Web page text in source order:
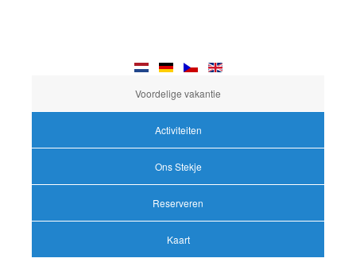
Voordelige vakantie
Activiteiten
Ons Stekje
Reserveren
Kaart